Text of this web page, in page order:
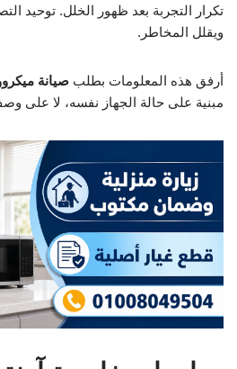
تكرار التجربة بعد ظهور الخلل. توحيد
ويقلل المخاطر.
أرفق هذه المعلومات بطلب صيانة
مبنية على حالة الجهاز نفسه، لا على